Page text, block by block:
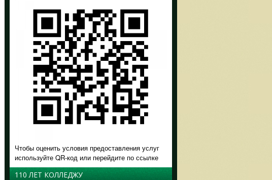
Чтобы оценить условия предоставления услуг
используйте QR-код или перейдите по ссылке
110 ЛЕТ КОЛЛЕДЖУ